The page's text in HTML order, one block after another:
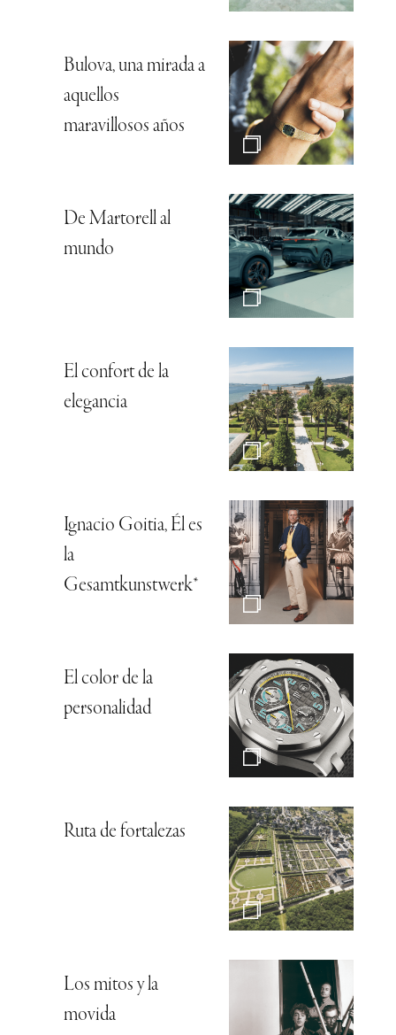
Bulova, una mirada a
aquellos
maravillosos años
De Martorell al
mundo
El confort de la
elegancia
Ignacio Goitia, Él es
la
Gesamtkunstwerk*
El color de la
personalidad
Ruta de fortalezas
Los mitos y la
movida